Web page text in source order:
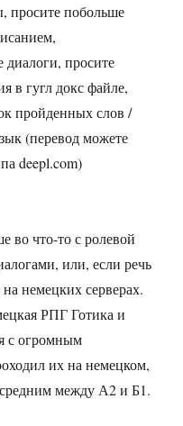
просите побольше
диалоги, просите
в гугл докс файле,
пройденных слов /
(перевод можете
deepl.com)
во что-то с ролевой
или, если речь
немецких серверах.
РПГ Готика и
с огромным
их на немецком,
между А2 и Б1.